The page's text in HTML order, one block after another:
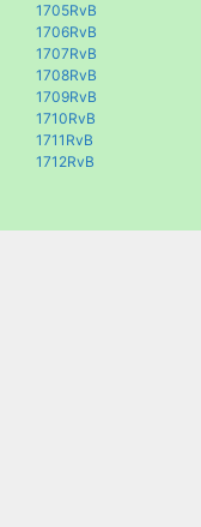
1705RvB
1706RvB
1707RvB
1708RvB
1709RvB
1710RvB
1711RvB
1712RvB